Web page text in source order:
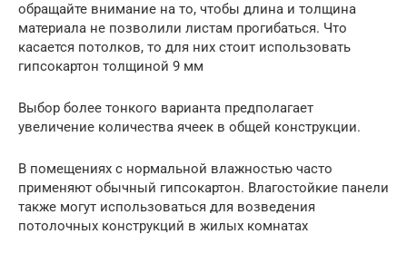
обращайте внимание на то, чтобы длина и толщина
материала не позволили листам прогибаться. Что
касается потолков, то для них стоит использовать
гипсокартон толщиной 9 мм
Выбор более тонкого варианта предполагает
увеличение количества ячеек в общей конструкции.
В помещениях с нормальной влажностью часто
применяют обычный гипсокартон. Влагостойкие панели
также могут использоваться для возведения
потолочных конструкций в жилых комнатах